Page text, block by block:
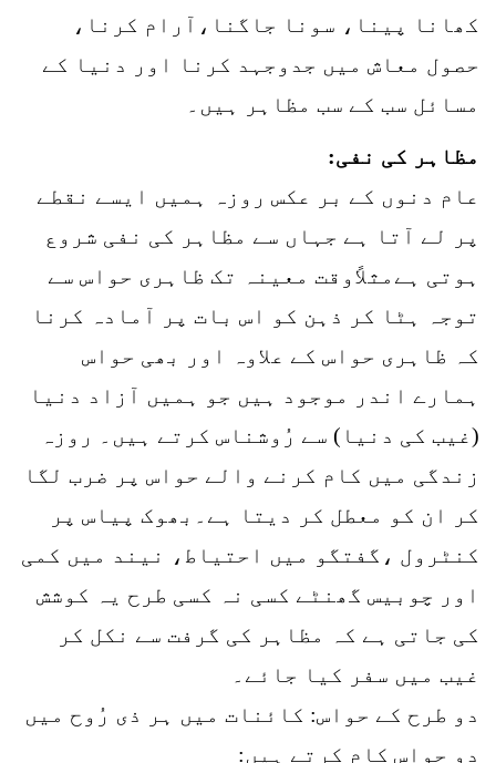
کھانا پینا، سونا جاگنا،آرام کرنا،
حصول معاش میں جدوجہد کرنا اور دنیا کے
مسائل سب کے سب مظاہر ہیں۔
مظاہر کی نفی:
عام دنوں کے بر عکس روزہ ہمیں ایسے نقطے
پر لے آتا ہے جہاں سے مظاہر کی نفی شروع
ہوتی ہےمثلاًوقت معینہ تک ظاہری حواس سے
توجہ ہٹا کر ذہن کو اس بات پر آمادہ کرنا
کہ ظاہری حواس کے علاوہ اور بھی حواس
ہمارے اندر موجود ہیں جو ہمیں آزاد دنیا
(غیب کی دنیا) سے رُوشناس کرتے ہیں۔ روزہ
زندگی میں کام کرنے والے حواس پر ضرب لگا
کر ان کو معطل کر دیتا ہے۔بھوک پیاس پر
کنٹرول ،گفتگو میں احتیاط، نیند میں کمی
اور چوبیس گھنٹے کسی نہ کسی طرح یہ کوشش
کی جاتی ہے کہ مظاہر کی گرفت سے نکل کر
غیب میں سفر کیا جائے۔
دو طرح کے حواس: کائنات میں ہر ذی رُوح میں
دو حواس کام کرتے ہیں: